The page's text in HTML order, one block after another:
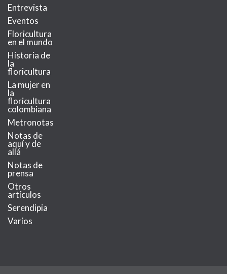
Entrevista
Eventos
Floricultura
en el mundo
Historia de
la
floricultura
La mujer en
la
floricultura
colombiana
Metronotas
Notas de
aquí y de
allá
Notas de
prensa
Otros
artículos
Serendipia
Varios